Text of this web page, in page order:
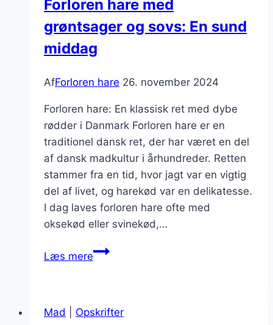
Forloren hare med
grøntsager og sovs: En sund
middag
AfForloren hare 26. november 2024
Forloren hare: En klassisk ret med dybe
rødder i Danmark Forloren hare er en
traditionel dansk ret, der har været en del
af dansk madkultur i århundreder. Retten
stammer fra en tid, hvor jagt var en vigtig
del af livet, og harekød var en delikatesse.
I dag laves forloren hare ofte med
oksekød eller svinekød,…
Læs mereForloren
og
Mad Opskrifter